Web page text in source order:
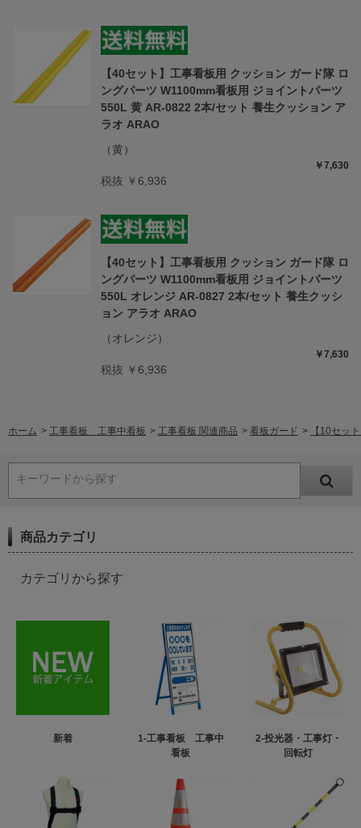
【40セット】工事看板用 クッション ガード隊 ロ
ングパーツ W1100mm看板用 ジョイントパーツ
550L 黄 AR-0822 2本/セット 養生クッション ア
ラオ ARAO
（黄）
￥7,630
税抜 ￥6,936
【40セット】工事看板用 クッション ガード隊 ロ
ングパーツ W1100mm看板用 ジョイントパーツ
550L オレンジ AR-0827 2本/セット 養生クッシ
ョン アラオ ARAO
（オレンジ）
￥7,630
税抜 ￥6,936
ホーム > 工事看板 工事中看板 > 工事看板 関連商品 > 看板ガード > 【10セッ
キーワードから探す
商品カテゴリ
カテゴリから探す
新着
1-工事看板 工事中
看板
2-投光器・工事灯・
回転灯